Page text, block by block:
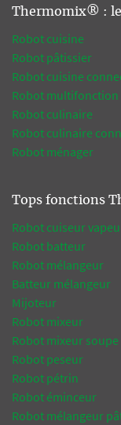
Thermomix® :
Robot cuisine
Robot pâtissier
Robot cuisine
Robot multifonction
Robot culinaire
Robot culinaire
Robot ménager
Tops fonctions
Robot cuiseur
Robot batteur
Robot mélangeur
Batteur mélangeur
Mijoteur
Robot mixeur
Robot mixeur soupe
Robot peseur
Robot pétrin
Robot éminceur
Robot mélangeur